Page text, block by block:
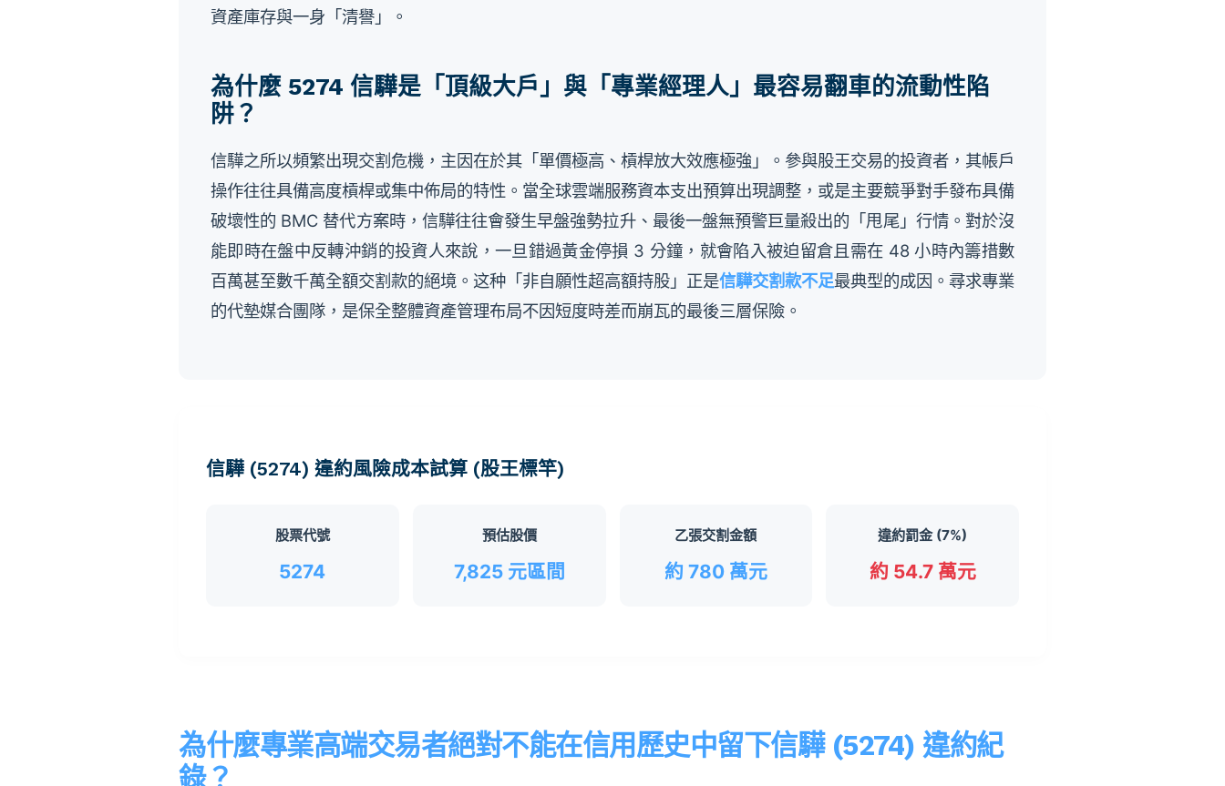
資產庫存與一身「清譽」。
為什麼 5274 信驊是「頂級大戶」與「專業經理人」最容易翻車的流動性陷
阱？
信驊之所以頻繁出現交割危機，主因在於其「單價極高、槓桿放大效應極強」。參與股王交易的投資者，其帳戶
操作往往具備高度槓桿或集中佈局的特性。當全球雲端服務資本支出預算出現調整，或是主要競爭對手發布具備
破壞性的 BMC 替代方案時，信驊往往會發生早盤強勢拉升、最後一盤無預警巨量殺出的「甩尾」行情。對於沒
能即時在盤中反轉沖銷的投資人來說，一旦錯過黃金停損 3 分鐘，就會陷入被迫留倉且需在 48 小時內籌措數
百萬甚至數千萬全額交割款的絕境。这种「非自願性超高額持股」正是信驊交割款不足最典型的成因。尋求專業
的代墊媒合團隊，是保全整體資產管理布局不因短度時差而崩瓦的最後三層保險。
信驊 (5274) 違約風險成本試算 (股王標竿)
股票代號
5274
預估股價
7,825 元區間
乙張交割金額
約 780 萬元
違約罰金 (7%)
約 54.7 萬元
為什麼專業高端交易者絕對不能在信用歷史中留下信驊 (5274) 違約紀
錄？